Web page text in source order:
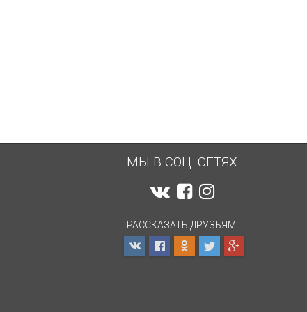
МЫ В СОЦ. СЕТЯХ
РАССКАЗАТЬ ДРУЗЬЯМ!